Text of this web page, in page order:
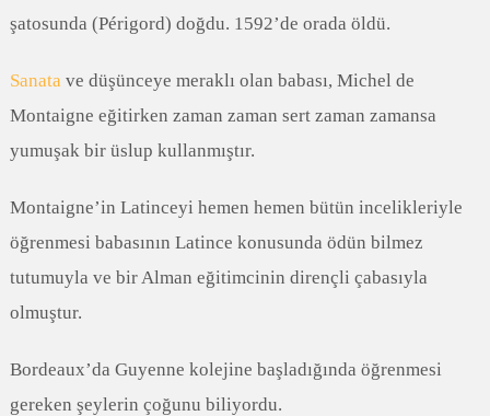
şatosunda (Périgord) doğdu. 1592’de orada öldü.
Sanatave düşünceye meraklı olan babası, Michel de
Montaigne eğitirken zaman zaman sert zaman zamansa
yumuşak bir üslup kullanmıştır.
Montaigne’in Latinceyi hemen hemen bütün incelikleriyle
öğrenmesi babasının Latince konusunda ödün bilmez
tutumuyla ve bir Alman eğitimcinin dirençli çabasıyla
olmuştur.
Bordeaux’da Guyenne kolejine başladığında öğrenmesi
gereken şeylerin çoğunu biliyordu.